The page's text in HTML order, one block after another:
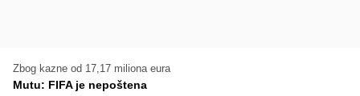
Zbog kazne od 17,17 miliona eura
Mutu: FIFA je nepoštena